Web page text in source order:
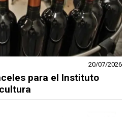
20/07/2026
para el Instituto